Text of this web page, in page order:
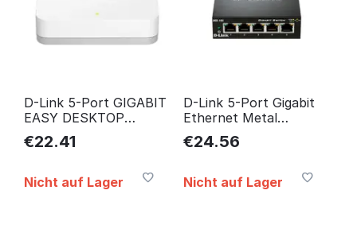
D-Link 5-Port GIGABIT
EASY DESKTOP
SWITCH GO-SW-5G/E
€22.41
Nicht auf Lager
D-Link 5-Port Gigabit
Ethernet Metal
Housing Unmanaged
Light DGS-105GL/E
€24.56
Nicht auf Lager